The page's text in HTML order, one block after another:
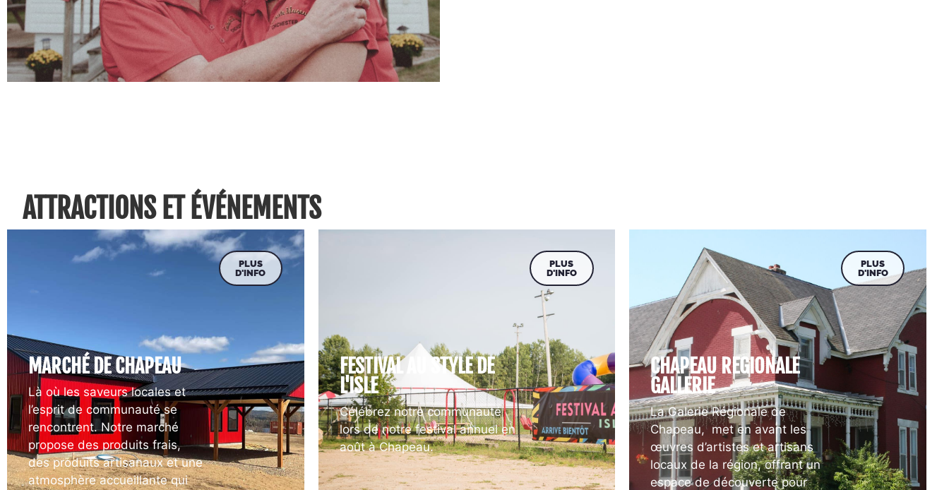
ATTRACTIONS ET ÉVÉNEMENTS
MARCHÉ DE CHAPEAU
Là où les saveurs locales et
l’esprit de communauté se
rencontrent. Notre marché
propose des produits frais,
des produits artisanaux et une
atmosphère accueillante qui
PLUS
D'INFO
FESTIVAL AU STYLE DE
L'ISLE
Célébrez notre communauté
lors de notre festival annuel en
août à Chapeau.
PLUS
D'INFO
CHAPEAU REGIONALE
GALLERIE
La Galerie Régionale de
Chapeau, met en avant les
œuvres d’artistes et artisans
locaux de la région, offrant un
espace de découverte pour
PLUS
D'INFO